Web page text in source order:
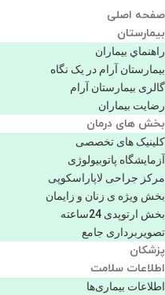
صفحه اصلی
بيمارستان
راهنماي بیماران
بیمارستان آرام در یک نگاه
گالری بیمارستان آرام
رضایت بیماران
بخش های درمان
کلینیک های تخصصی
آزمایشگاه پاتوبیولوژی
مرکز جراحی لاپاراسکوپی
بخش ویژه ی زنان و زایمان
بخش ارتوپدی 24ساعته
تصویربرداری جامع
پزشكان
اطلاعات سلامت
اطلاعات بیماری‌ها